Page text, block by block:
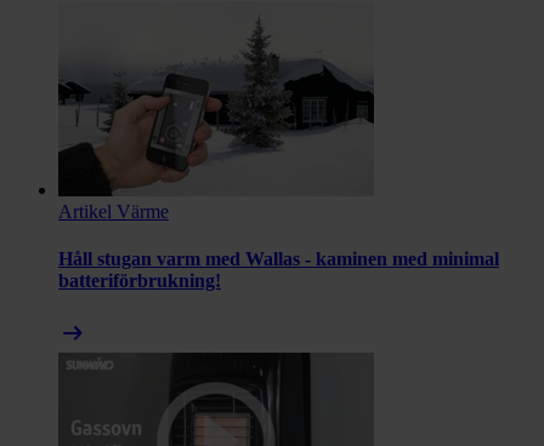
Artikel Värme
Håll stugan varm med Wallas - kaminen med minimal
batteriförbrukning!
arrow_right_alt